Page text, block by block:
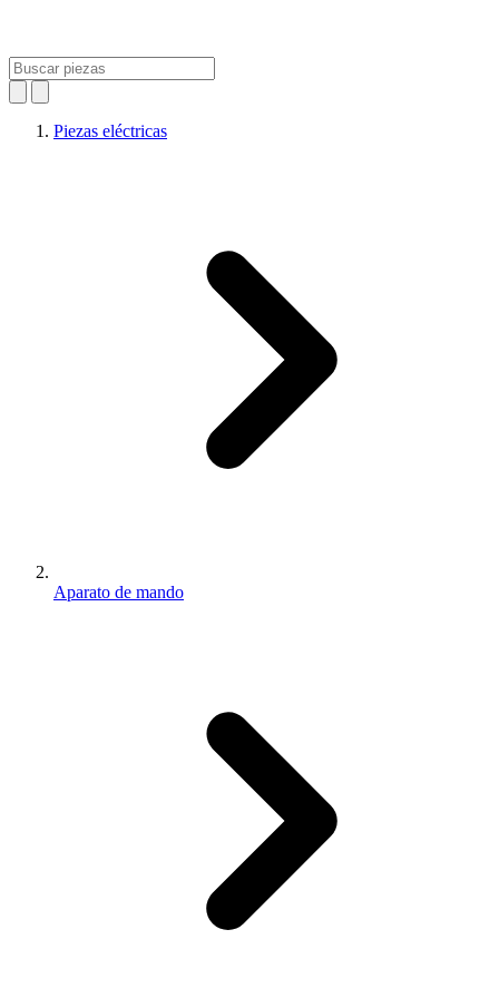
Piezas eléctricas
Aparato de mando